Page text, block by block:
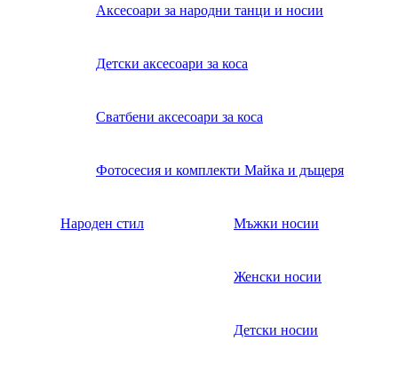
Аксесоари за народни танци и носии
Детски аксесоари за коса
Сватбени аксесоари за коса
Фотосесия и комплекти Майка и дъщеря
Народен стил Мъжки носии
Женски носии
Детски носии